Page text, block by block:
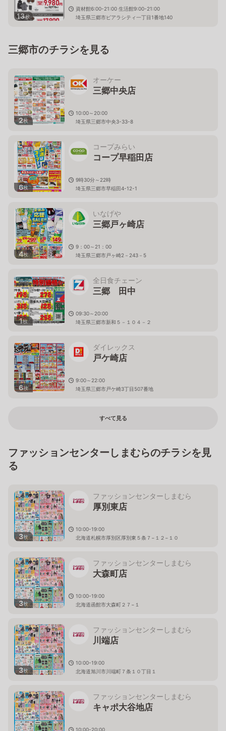
13枚
資材館6:00-21:00 生活館9:00-21:00
埼玉県三郷市ピアラシティ一丁目1番地140
三郷市のチラシを見る
2枚
オーケー
三郷中央店
10:00～20:00
埼玉県三郷市中央3-33-8
6枚
コープみらい
コープ早稲田店
9時30分～22時
埼玉県三郷市早稲田4-12-1
4枚
いなげや
三郷戸ヶ崎店
9：00～21：00
埼玉県三郷市戸ヶ崎2－243－5
1枚
全日食チェーン
三郷 田中
09:30～20:00
埼玉県三郷市新和５－１０４－２
6枚
ダイレックス
戸ケ崎店
9:00～22:00
埼玉県三郷市戸ケ崎3丁目507番地
すべて見る
ファッションセンターしまむらのチラシを見
る
3枚
ファッションセンターしまむら
厚別東店
10:00-19:00
北海道札幌市厚別区厚別東５条７−１２−１０
3枚
ファッションセンターしまむら
大森町店
10:00-19:00
北海道函館市大森町２７−１
3枚
ファッションセンターしまむら
川端店
10:00-19:00
北海道旭川市川端町７条１０丁目１
ファッションセンターしまむら
キャポ大谷地店
10:00-20:00